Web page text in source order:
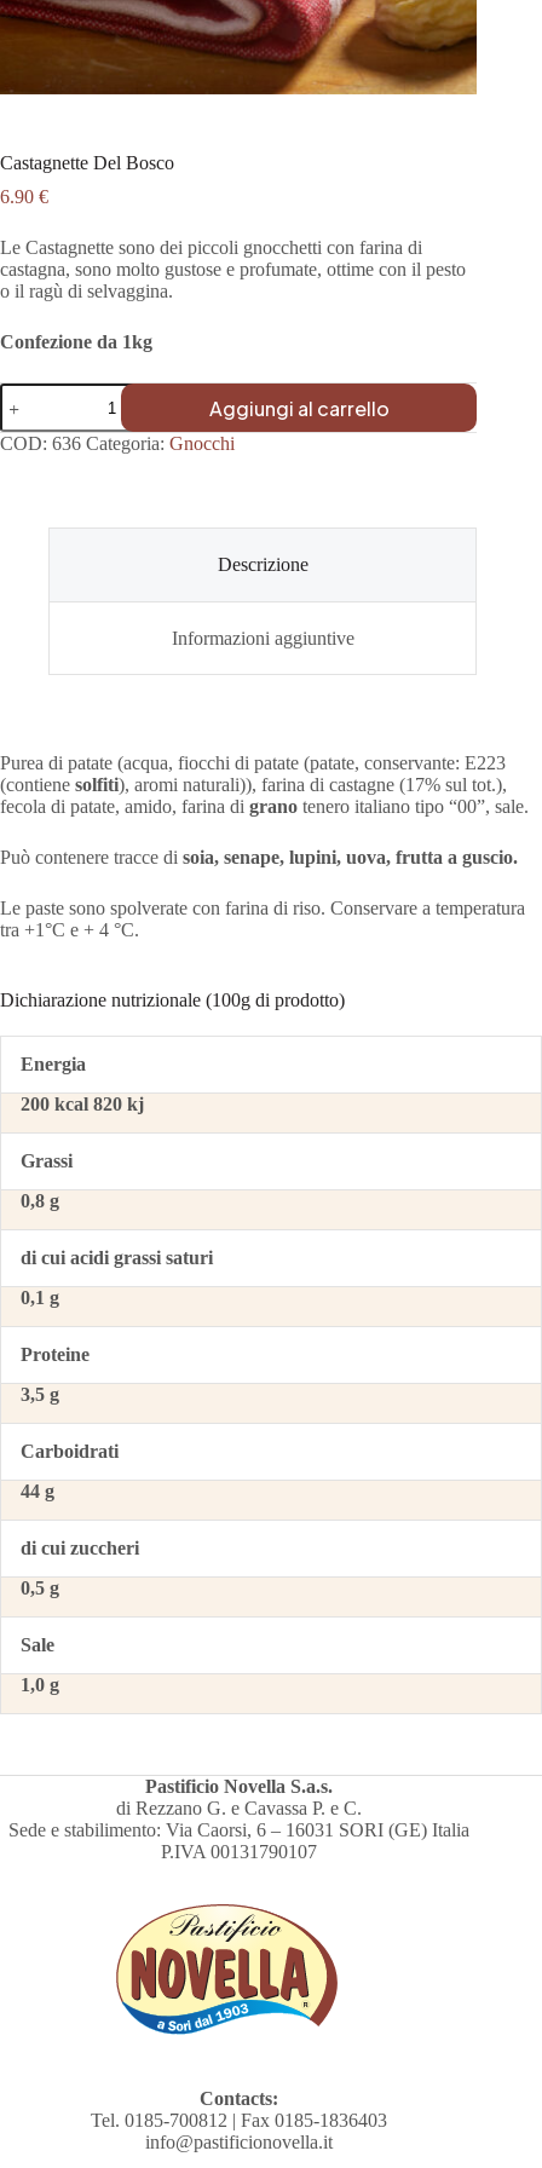
Castagnette Del Bosco
6.90 €
Le Castagnette sono dei piccoli gnocchetti con farina di
castagna, sono molto gustose e profumate, ottime con il pesto
o il ragù di selvaggina.
Confezione da 1kg
Castagnette
Del
Bosco
quantità
Aggiungi al carrello
COD: 636 Categoria: Gnocchi
Descrizione
Informazioni aggiuntive
Purea di patate (acqua, fiocchi di patate (patate, conservante: E223
(contiene solfiti), aromi naturali)), farina di castagne (17% sul tot.),
fecola di patate, amido, farina di grano tenero italiano tipo “00”, sale.
Può contenere tracce di soia, senape, lupini, uova, frutta a guscio.
Le paste sono spolverate con farina di riso. Conservare a temperatura
tra +1°C e + 4 °C.
Dichiarazione nutrizionale (100g di prodotto)
Energia
200 kcal 820 kj
Grassi
0,8 g
di cui acidi grassi saturi
0,1 g
Proteine
3,5 g
Carboidrati
44 g
di cui zuccheri
0,5 g
Sale
1,0 g
Pastificio Novella S.a.s.
di Rezzano G. e Cavassa P. e C.
Sede e stabilimento: Via Caorsi, 6 – 16031 SORI (GE) Italia
P.IVA 00131790107
Contacts:
Tel. 0185-700812 | Fax 0185-1836403
info@pastificionovella.it